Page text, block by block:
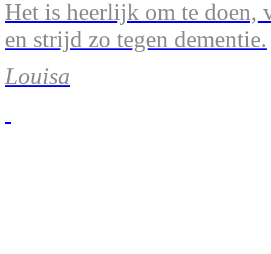
Het is heerlijk om te doen,
en strijd zo tegen dementie.
Louisa